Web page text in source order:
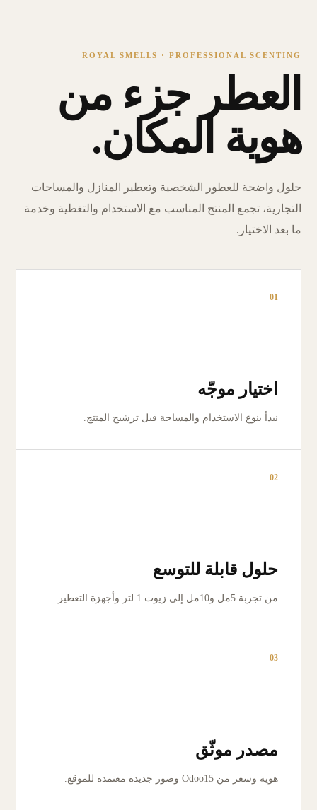
ROYAL SMELLS · PROFESSIONAL SCENTING
العطر جزء من
هوية المكان.
حلول واضحة للعطور الشخصية وتعطير المنازل والمساحات
التجارية، تجمع المنتج المناسب مع الاستخدام والتغطية وخدمة
ما بعد الاختيار.
01
اختيار موجّه
نبدأ بنوع الاستخدام والمساحة قبل ترشيح المنتج.
02
حلول قابلة للتوسع
من تجربة 5مل و10مل إلى زيوت 1 لتر وأجهزة التعطير.
03
مصدر موثّق
هوية وسعر من Odoo15 وصور جديدة معتمدة للموقع.